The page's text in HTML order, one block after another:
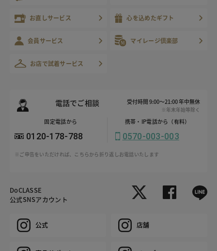
お直しサービス 心を込めたギフト
会員サービス マイレージ倶楽部
お店で試着サービス
電話でご相談 受付時間 9:00～21:00 年中無休
※年末年始等除く
固定電話から
0120-178-788
携帯・IP電話から（有料）
0570-003-003
※ご申告をいただければ、こちらから折り返しお電話いたします
DoCLASSE
公式SNSアカウント
公式 店舗